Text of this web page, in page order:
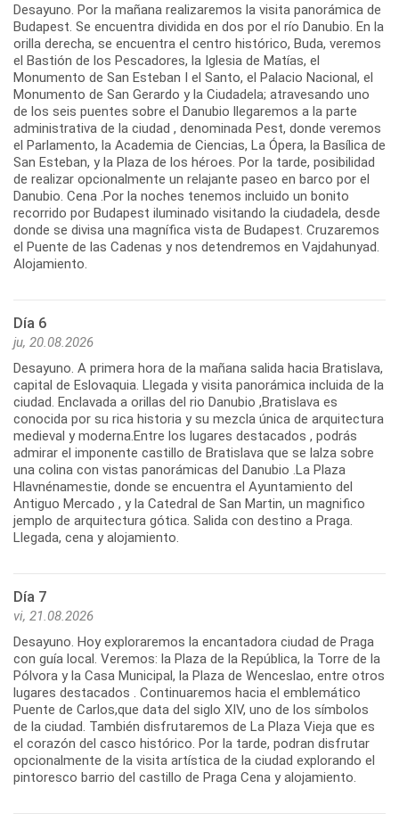
Desayuno. Por la mañana realizaremos la visita panorámica de
Budapest. Se encuentra dividida en dos por el río Danubio. En la
orilla derecha, se encuentra el centro histórico, Buda, veremos
el Bastión de los Pescadores, la Iglesia de Matías, el
Monumento de San Esteban I el Santo, el Palacio Nacional, el
Monumento de San Gerardo y la Ciudadela; atravesando uno
de los seis puentes sobre el Danubio llegaremos a la parte
administrativa de la ciudad , denominada Pest, donde veremos
el Parlamento, la Academia de Ciencias, La Ópera, la Basílica de
San Esteban, y la Plaza de los héroes. Por la tarde, posibilidad
de realizar opcionalmente un relajante paseo en barco por el
Danubio. Cena .Por la noches tenemos incluido un bonito
recorrido por Budapest iluminado visitando la ciudadela, desde
donde se divisa una magnífica vista de Budapest. Cruzaremos
el Puente de las Cadenas y nos detendremos en Vajdahunyad.
Alojamiento.
Día 6
ju, 20.08.2026
Desayuno. A primera hora de la mañana salida hacia Bratislava,
capital de Eslovaquia. Llegada y visita panorámica incluida de la
ciudad. Enclavada a orillas del rio Danubio ,Bratislava es
conocida por su rica historia y su mezcla única de arquitectura
medieval y moderna.Entre los lugares destacados , podrás
admirar el imponente castillo de Bratislava que se lalza sobre
una colina con vistas panorámicas del Danubio .La Plaza
Hlavnénamestie, donde se encuentra el Ayuntamiento del
Antiguo Mercado , y la Catedral de San Martin, un magnifico
jemplo de arquitectura gótica. Salida con destino a Praga.
Llegada, cena y alojamiento.
Día 7
vi, 21.08.2026
Desayuno. Hoy exploraremos la encantadora ciudad de Praga
con guía local. Veremos: la Plaza de la República, la Torre de la
Pólvora y la Casa Municipal, la Plaza de Wenceslao, entre otros
lugares destacados . Continuaremos hacia el emblemático
Puente de Carlos,que data del siglo XIV, uno de los símbolos
de la ciudad. También disfrutaremos de La Plaza Vieja que es
el corazón del casco histórico. Por la tarde, podran disfrutar
opcionalmente de la visita artística de la ciudad explorando el
pintoresco barrio del castillo de Praga Cena y alojamiento.